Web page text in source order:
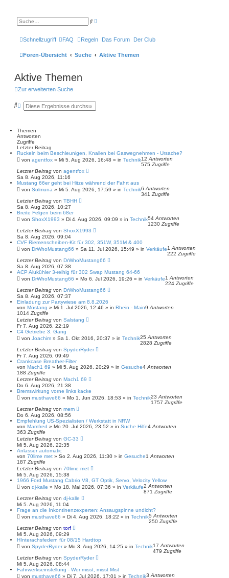
S
h
e i
Schnellzugriff FAQ Regeln Das Forum Der Club
Foren-Übersicht Suche Aktive Themen
Aktive Themen
Zur erweiterten Suche
S
e
E
i
t
e
r
t
e
u
c
h
e
Themen
Antworten
Zugriffe
Letzter Beitrag
Ruckeln beim Beschleunigen, Knallen bei Gaswegnehmen - Ursache?
von agentfox » Mi 5. Aug 2026, 16:48 » in Technik12 Antworten
575 Zugriffe
Letzter Beitrag von agentfox
Sa 8. Aug 2026, 11:16
Mustang 66er geht bei Hitze während der Fahrt aus
von Solmuna » Mi 5. Aug 2026, 17:59 » in Technik6 Antworten
341 Zugriffe
Letzter Beitrag von TBHH
Sa 8. Aug 2026, 10:27
Breite Felgen beim 68er
von ShoxX1993 » Di 4. Aug 2026, 09:09 » in Technik54 Antworten
1230 Zugriffe
Letzter Beitrag von ShoxX1993
Sa 8. Aug 2026, 09:04
CVF Riemenscheiben-Kit für 302, 351W, 351M & 400
von DrWhoMustang66 » Sa 11. Jul 2026, 15:49 » in Verkäufe1 Antworten
222 Zugriffe
Letzter Beitrag von DrWhoMustang66
Sa 8. Aug 2026, 07:38
ACP Alukühler 3-reihig für 302 Swap Mustang 64-66
von DrWhoMustang66 » Mo 6. Jul 2026, 19:26 » in Verkäufe1 Antworten
224 Zugriffe
Letzter Beitrag von DrWhoMustang66
Sa 8. Aug 2026, 07:37
Einladung zur Partywiese am 8.8.2026
von Möstang » Mi 1. Jul 2026, 12:46 » in Rhein - Main9 Antworten
1014 Zugriffe
Letzter Beitrag von Salstang
Fr 7. Aug 2026, 22:19
C4 Getriebe 3. Gang
von Joachim » Sa 1. Okt 2016, 20:37 » in Technik25 Antworten
2828 Zugriffe
Letzter Beitrag von SpyderRyder
Fr 7. Aug 2026, 09:49
Crankcase Breather-Filter
von Mach1 69 » Mi 5. Aug 2026, 20:29 » in Gesuche4 Antworten
188 Zugriffe
Letzter Beitrag von Mach1 69
Do 6. Aug 2026, 21:38
Bremswirkung vorne links kacke
von musthave66 » Mo 1. Jun 2026, 18:53 » in Technik23 Antworten
1757 Zugriffe
Letzter Beitrag von mem
Do 6. Aug 2026, 08:56
Empfehlung US-Spezialisten / Werkstatt in NRW
von Mamfred » Mo 20. Jul 2026, 23:52 » in Suche Hilfe4 Antworten
363 Zugriffe
Letzter Beitrag von GC-33
Mi 5. Aug 2026, 22:35
Anlasser automatic
von 70lime met » So 2. Aug 2026, 11:30 » in Gesuche1 Antworten
187 Zugriffe
Letzter Beitrag von 70lime met
Mi 5. Aug 2026, 15:38
1966 Ford Mustang Cabrio V8, GT Optik, Servo, Velocity Yellow
von dj-kalle » Mo 18. Mai 2026, 07:36 » in Verkäufe2 Antworten
871 Zugriffe
Letzter Beitrag von dj-kalle
Mi 5. Aug 2026, 11:04
Frage an die Inkontinenzexperten: Ansaugspinne undicht?
von musthave66 » Di 4. Aug 2026, 18:22 » in Technik5 Antworten
250 Zugriffe
Letzter Beitrag von torf
Mi 5. Aug 2026, 09:29
HInterachsfedern für 08/15 Hardtop
von SpyderRyder» Mo 3. Aug 2026, 14:25 » in Technik17 Antworten
479 Zugriffe
Letzter Beitrag von SpyderRyder
Mi 5. Aug 2026, 08:44
Fahrwerkseinstellung - Wer misst, misst Mist
von musthave66 » Di 7. Jul 2026, 17:01 » in Technik3 Antworten